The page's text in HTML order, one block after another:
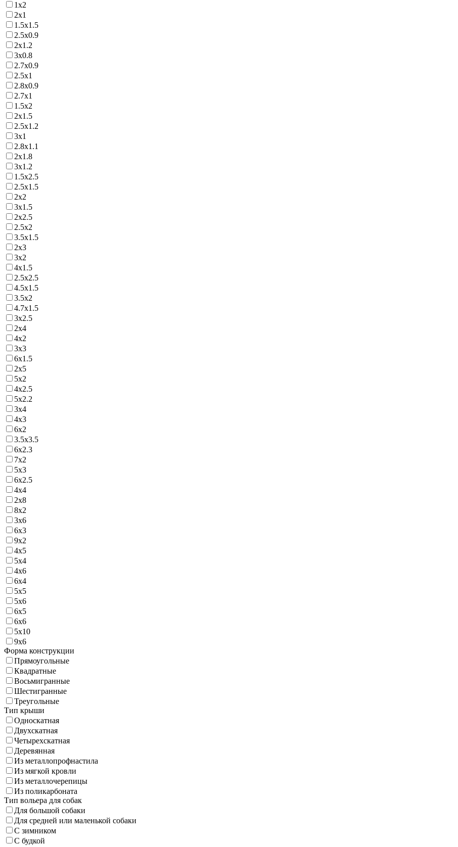
1х2
2х1
1.5х1.5
2.5х0.9
2х1.2
3х0.8
2.7х0.9
2.5х1
2.8х0.9
2.7х1
1.5х2
2х1.5
2.5х1.2
3х1
2.8х1.1
2х1.8
3х1.2
1.5х2.5
2.5х1.5
2х2
3х1.5
2х2.5
2.5х2
3.5х1.5
2х3
3х2
4х1.5
2.5х2.5
4.5х1.5
3.5х2
4.7х1.5
3х2.5
2х4
4х2
3х3
6х1.5
2х5
5х2
4х2.5
5х2.2
3х4
4х3
6х2
3.5х3.5
6х2.3
7х2
5х3
6х2.5
4х4
2х8
8х2
3х6
6х3
9х2
4х5
5х4
4х6
6х4
5х5
5х6
6х5
6х6
5х10
9х6
Форма конструкции
Прямоугольные
Квадратные
Восьмигранные
Шестигранные
Треугольные
Тип крыши
Односкатная
Двухскатная
Четырехскатная
Деревянная
Из металлопрофнастила
Из мягкой кровли
Из металлочерепицы
Из поликарбоната
Тип вольера для собак
Для большой собаки
Для средней или маленькой собаки
С зимником
С будкой